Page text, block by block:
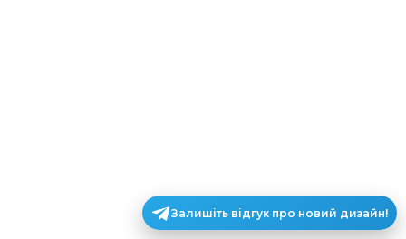
Залишіть відгук про новий дизайн!